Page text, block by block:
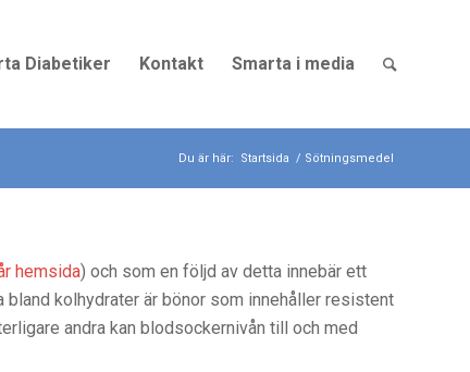
Diabetiker Kontakt Smarta i media
Du är här: Startsida / Sötningsmedel
hemsida) och som en följd av detta innebär ett
bland kolhydrater är bönor som innehåller resistent
andra kan blodsockernivån till och med